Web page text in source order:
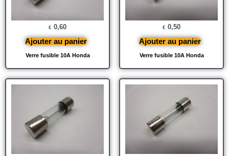
Verre fusible 10A Honda
€ 0,60
Ajouter au panier
Verre fusible 10A Honda
€ 0,50
Ajouter au panier